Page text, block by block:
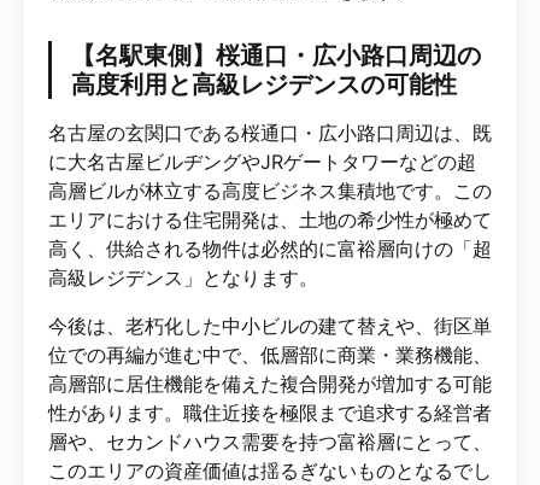
【名駅東側】桜通口・広小路口周辺の
高度利用と高級レジデンスの可能性
名古屋の玄関口である桜通口・広小路口周辺は、既
に大名古屋ビルヂングやJRゲートタワーなどの超
高層ビルが林立する高度ビジネス集積地です。この
エリアにおける住宅開発は、土地の希少性が極めて
高く、供給される物件は必然的に富裕層向けの「超
高級レジデンス」となります。
今後は、老朽化した中小ビルの建て替えや、街区単
位での再編が進む中で、低層部に商業・業務機能、
高層部に居住機能を備えた複合開発が増加する可能
性があります。職住近接を極限まで追求する経営者
層や、セカンドハウス需要を持つ富裕層にとって、
このエリアの資産価値は揺るぎないものとなるでし